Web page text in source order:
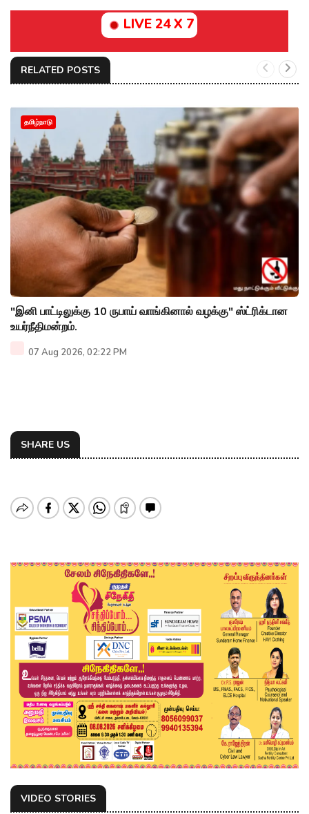
LIVE 24 X 7
RELATED POSTS
தமிழ்நாடு
"இனி பாட்டிலுக்கு 10 ருபாய் வாங்கினால் வழக்கு" ஸ்ட்ரிக்டான
உயர்நீதிமன்றம்.
07 Aug 2026, 02:22 PM
SHARE US
VIDEO STORIES